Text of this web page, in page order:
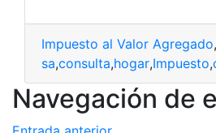
Impuesto al Valor Agregado,
casa,consulta,hogar,Impuesto,
Navegación de